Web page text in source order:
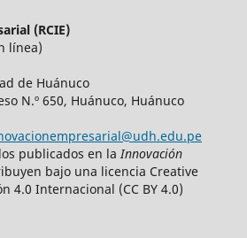
(RCIE)
línea)
de Huánuco
N.º 650, Huánuco, Huánuco
publicados en la Innovación
bajo una licencia Creative
4.0 Internacional (CC BY 4.0)